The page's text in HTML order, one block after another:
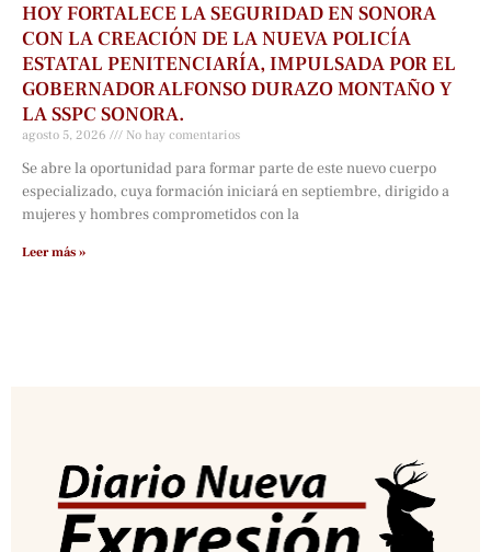
HOY FORTALECE LA SEGURIDAD EN SONORA
CON LA CREACIÓN DE LA NUEVA POLICÍA
ESTATAL PENITENCIARÍA, IMPULSADA POR EL
GOBERNADOR ALFONSO DURAZO MONTAÑO Y
LA SSPC SONORA.
agosto 5, 2026 No hay comentarios
Se abre la oportunidad para formar parte de este nuevo cuerpo
especializado, cuya formación iniciará en septiembre, dirigido a
mujeres y hombres comprometidos con la
Leer más »